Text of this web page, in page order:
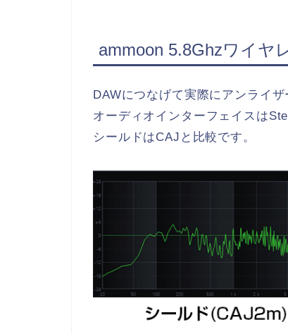
ammoon 5.8Ghzワイヤ
DAWにつなげて実際にアンライザ
オーディオインターフェイスは
シールドはCAJと比較です。